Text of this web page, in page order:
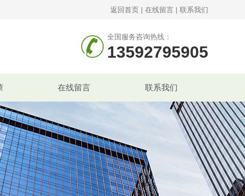
返回首页 | 在线留言 | 联系我们
全国服务咨询热线：
13592795905
在线留言 联系我们